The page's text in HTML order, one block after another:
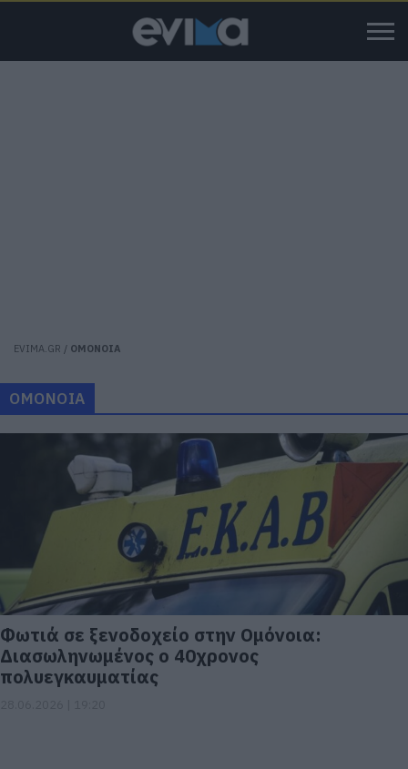
EVIMA.GR / ΟΜΟΝΟΙΑ
ΟΜΟΝΟΙΑ
Φωτιά σε ξενοδοχείο στην Ομόνοια:
Διασωληνωμένος ο 40χρονος
πολυεγκαυματίας